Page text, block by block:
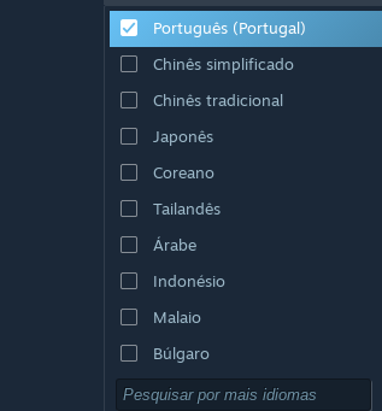
Português (Portugal)
Chinês simplificado
Chinês tradicional
Japonês
Coreano
Tailandês
Árabe
Indonésio
Malaio
Búlgaro
Checo